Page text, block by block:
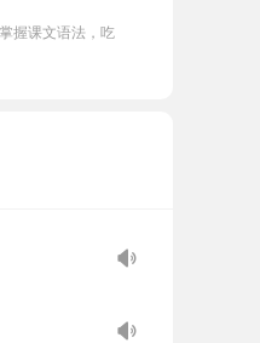
握课文语法，吃